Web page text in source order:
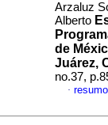
Arzaluz
Alberto
de
Juárez,
no.37,
·